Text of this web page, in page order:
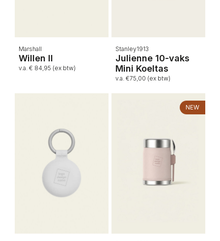
Marshall
Willen II
v.a. € 84,95 (ex btw)
Stanley1913
Julienne 10-vaks
Mini Koeltas
v.a. €75,00 (ex btw)
NEW